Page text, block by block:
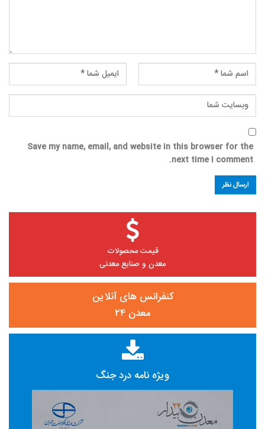
Save my name, email, and website in this browser for the
next time I comment.
قیمت محصولات
معدن و صنایع معدنی
کنفرانس های آنلاین
معدن ۲۴
ویژه نامه درد جنگ